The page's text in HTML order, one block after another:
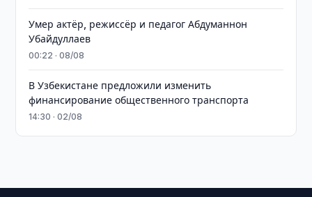
Умер актёр, режиссёр и педагог Абдуманнон
Убайдуллаев
00:22 · 08/08
В Узбекистане предложили изменить
финансирование общественного транспорта
14:30 · 02/08